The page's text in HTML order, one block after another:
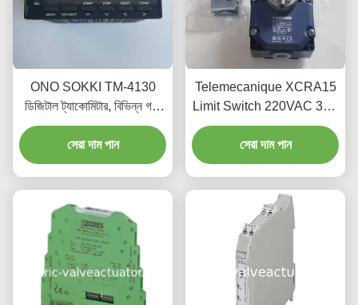
ONO SOKKI TM-4130
ডিজিটাল ট্যাকোমিটার, বিভিন্ন গতি
পরিমাপের জন্য উপযুক্ত
সেরা দাম পান
Telemecanique XCRA15
Limit Switch 220VAC 3A -
ইন্ডাস্ট্রিয়াল গ্রেডের ট্রাভেল লিমিটার
সেরা দাম পান